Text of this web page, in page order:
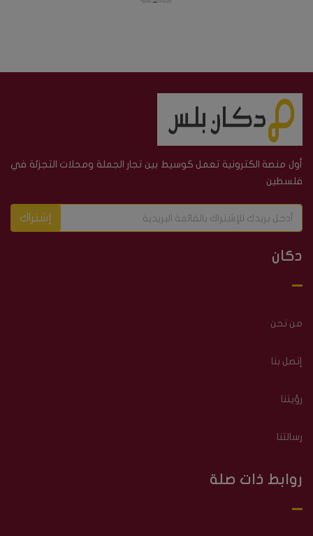
أول منصة الكترونية تعمل كوسيط بين تجار الجملة ومحلات التجزئة في
فلسطين
إشتراك
دكان
من نحن
إتصل بنا
رؤيتنا
رسالتنا
روابط ذات صلة